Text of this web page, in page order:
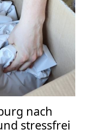
nach
stressfrei